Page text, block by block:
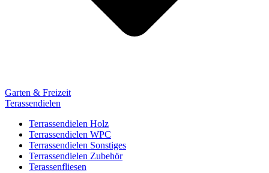
Garten & Freizeit
Terassendielen
Terrassendielen Holz
Terrassendielen WPC
Terrassendielen Sonstiges
Terrassendielen Zubehör
Terassenfliesen